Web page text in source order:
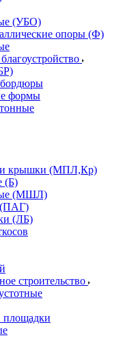
(УБО)
опоры (Ф)
бордюры
формы
и крышки (МПЛ,Кр)
(Б)
(МШЛ)
(ПАГ)
(ЛБ)
строительство